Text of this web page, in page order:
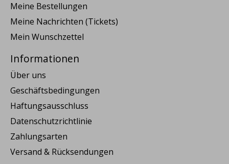
Meine Bestellungen
Meine Nachrichten (Tickets)
Mein Wunschzettel
Informationen
Über uns
Geschäftsbedingungen
Haftungsausschluss
Datenschutzrichtlinie
Zahlungsarten
Versand & Rücksendungen